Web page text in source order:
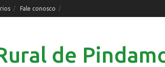
Fale conosco
de